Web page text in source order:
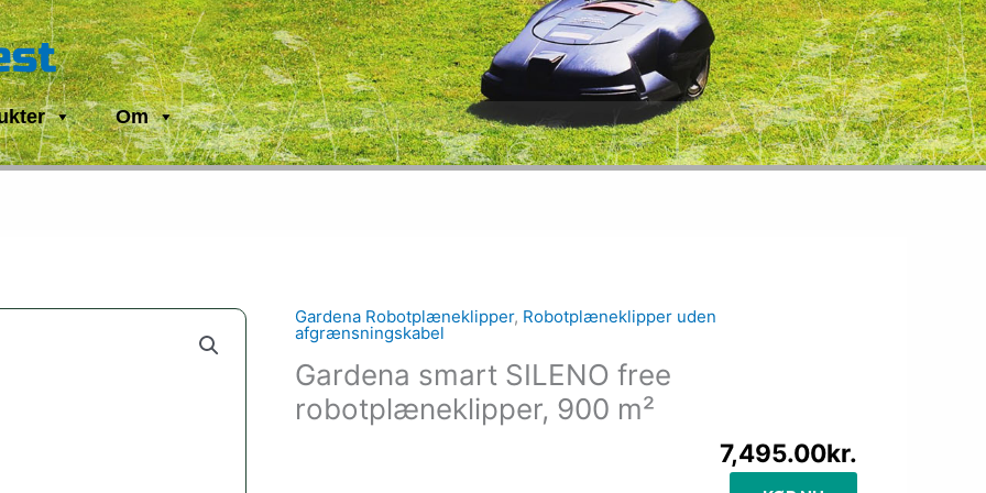
Om
Gardena Robotplæneklipper, Robotplæneklipper uden
afgrænsningskabel
Gardena smart SILENO free
robotplæneklipper, 900 m²
7,495.00kr.